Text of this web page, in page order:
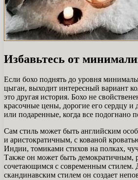
Избавьтесь от
Если бохо поднять до уровня
цыган, выходит интересный вариант
это другая история. Бохо не
красочные цены, дорогие его сердцу
или подаренные, когда все подогнано
Сам стиль может быть английским
и аристократичным, с кованой
Индии, томиками стихов на полках,
Также он может быть демократичным,
сочетающимся с современным стилем.
скандинавским стилем он создает